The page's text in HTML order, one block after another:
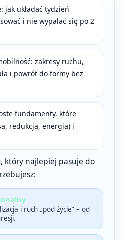
układać tydzień
i nie wypalać się po 2
zakresy ruchu,
i powrót do formy bez
fundamenty, które
redukcja, energia) i
który najlepiej pasuje do
i ruch „pod życie” – od